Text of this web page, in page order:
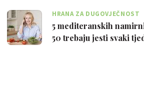
HRANA ZA DUGOVJEČNOST
5 mediteranskih
50 trebaju jesti svaki